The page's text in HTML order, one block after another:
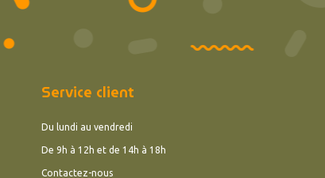
Service client
Du lundi au vendredi
De 9h à 12h et de 14h à 18h
Contactez-nous